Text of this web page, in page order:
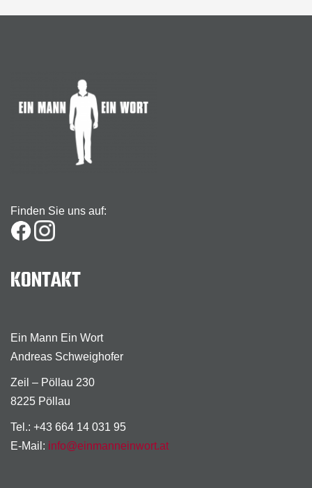
Finden Sie uns auf:
KONTAKT
Ein Mann Ein Wort
Andreas Schweighofer
Zeil – Pöllau 230
8225 Pöllau
Tel.: +43 664 14 031 95
E-Mail: info@einmanneinwort.at